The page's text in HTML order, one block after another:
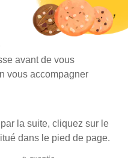
avant de vous
vous accompagner
la suite, cliquez sur le
dans le pied de page.
et Le journal
Groupe Publipresse.
25500 Morteau | Tél. : 03 81 67 90 80 |
légales |Données personnelles